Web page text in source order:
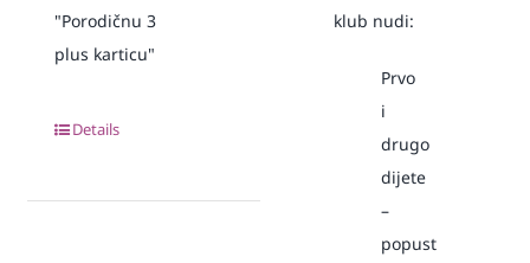
"Porodičnu 3
plus karticu"
Details
klub nudi:
Prvo
i
drugo
dijete
–
popust